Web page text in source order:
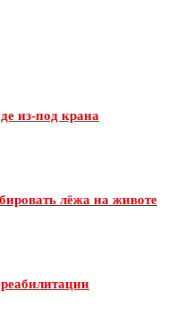
из‑под крана
лёжа на животе